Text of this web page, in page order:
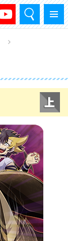
メニュー
検索